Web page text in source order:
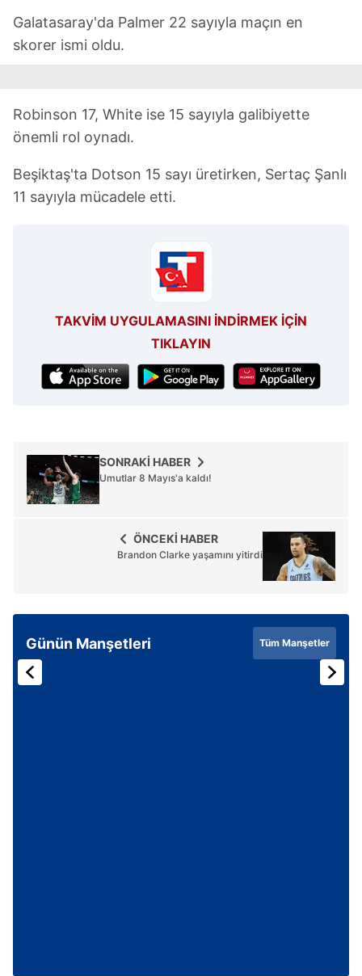
sınırlı olarak açık rızanız dahilinde kullanılacaktır.
için Ayarlar butonuna tıklayabilir,Çerez Bilgilendirme
Metnimizi
ziyaret edebilirsiniz.
6698 sayılı Kişisel Verilerin Korunması Kanunu uyarınca
hazırlanmış Aydınlatma Metnimizi okumak ve sitemizde
ilgili mevzuata uygun olarak kullanılan çerezlerle ilgili bilgi
Galatasaray'da Palmer 22 sayıyla maçın en
skorer ismi oldu.
Robinson 17, White ise 15 sayıyla galibiyette
önemli rol oynadı.
Beşiktaş'ta Dotson 15 sayı üretirken, Sertaç Şanlı
11 sayıyla mücadele etti.
TAKVİM UYGULAMASINI İNDİRMEK İÇİN
TIKLAYIN
SONRAKİ HABER
Umutlar 8 Mayıs'a kaldı!
ÖNCEKİ HABER
Brandon Clarke yaşamını yitirdi
Günün Manşetleri Tüm Manşetler